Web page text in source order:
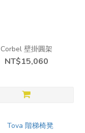
Corbel 壁掛圓架
NT$15,060